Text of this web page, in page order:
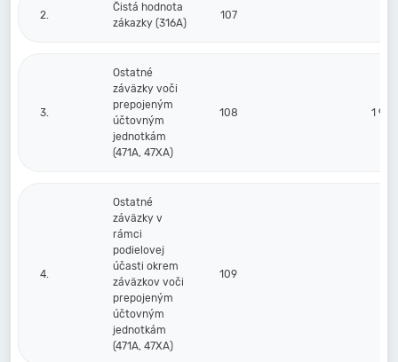
2.
Čistá hodnota
zákazky (316A)
107
3.
Ostatné
záväzky voči
prepojeným
účtovným
jednotkám
(471A, 47XA)
108 1
4.
Ostatné
záväzky v
rámci
podielovej
účasti okrem
záväzkov voči
prepojeným
účtovným
jednotkám
(471A, 47XA)
109